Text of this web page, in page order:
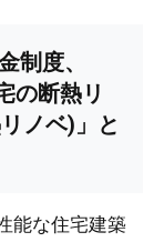
制度、
の断熱リ
ノベ)」と
能な住宅建築